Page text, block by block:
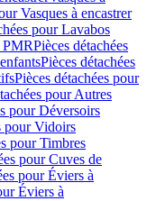
Vasques à encastrer
pour Lavabos
PMRPièces détachées
Pièces détachées
Pièces détachées pour
pour Autres
pour Déversoirs
pour Vidoirs
pour Timbres
pour Cuves de
pour Éviers à
Éviers à